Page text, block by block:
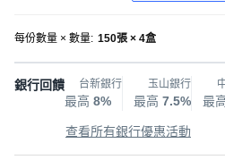
每份數量 × 數量: 150張 × 4盒
銀行回饋 台新銀行
最高 8%
玉山銀行
最高 7.5% 最
查看所有銀行優惠活動